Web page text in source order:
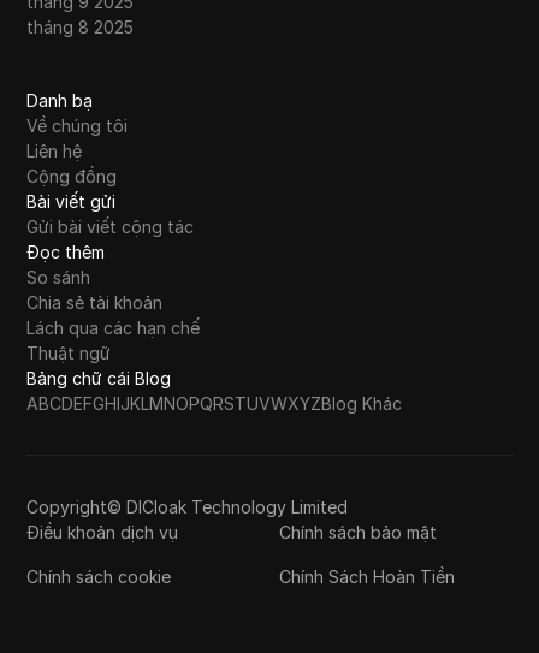
tháng 8 2025
Danh bạ
Về chúng tôi
Liên hệ
Cộng đồng
Bài viết gửi
Gửi bài viết cộng tác
Đọc thêm
So sánh
Chia sẻ tài khoản
Lách qua các hạn chế
Thuật ngữ
Bảng chữ cái Blog
ABCDEFGHIJKLMNOPQRSTUVWXYZBlog Khác
Copyright© DICloak Technology Limited
Điều khoản dịch vụ
Chính sách bảo mật
Chính sách cookie Chính Sách Hoàn Tiền